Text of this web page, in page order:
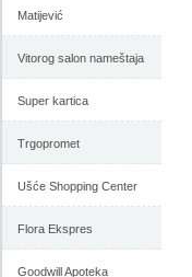
Matijević
Vitorog salon nameštaja
Super kartica
Trgopromet
Ušće Shopping Center
Flora Ekspres
Goodwill Apoteka